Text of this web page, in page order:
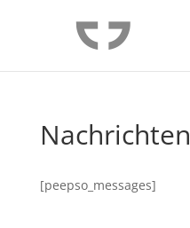
Nachrichten
[peepso_messages]